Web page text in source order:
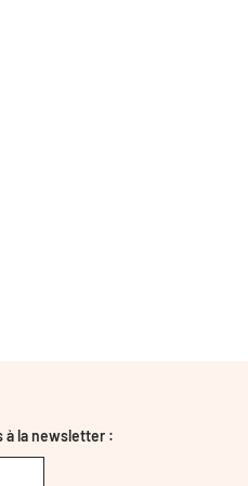
à la newsletter :